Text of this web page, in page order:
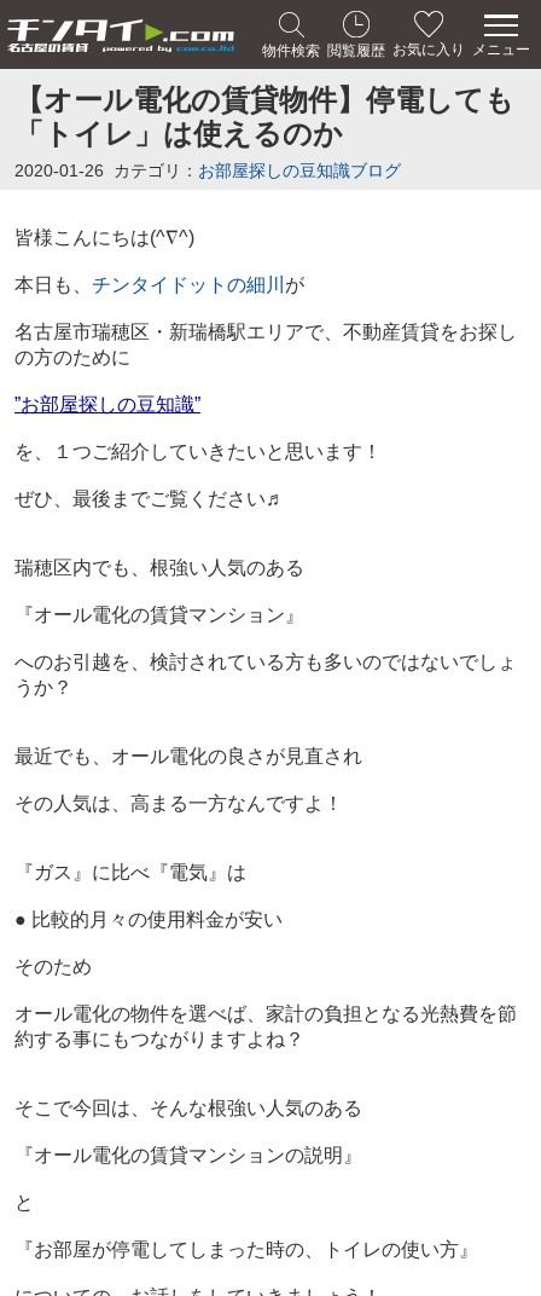
物件検索 閲覧履歴 お気に入り メニュー
【オール電化の賃貸物件】停電しても
「トイレ」は使えるのか
2020-01-26 カテゴリ： お部屋探しの豆知識ブログ
皆様こんにちは(^∇^)
本日も、 チンタイドットの細川 が
名古屋市瑞穂区・新瑞橋駅エリアで、不動産賃貸をお探し
の方のために
”お部屋探しの豆知識”
を、１つご紹介していきたいと思います！
ぜひ、最後までご覧ください♬
瑞穂区内でも、根強い人気のある
『オール電化の賃貸マンション』
へのお引越を、検討されている方も多いのではないでしょ
うか？
最近でも、オール電化の良さが見直され
その人気は、高まる一方なんですよ！
『ガス』に比べ『電気』は
● 比較的月々の使用料金が安い
そのため
オール電化の物件を選べば、家計の負担となる光熱費を節
約する事にもつながりますよね？
そこで今回は、 そんな根強い人気のある
『オール電化の賃貸マンションの説明』
と
『お部屋が停電してしまった時の、トイレの使い方』